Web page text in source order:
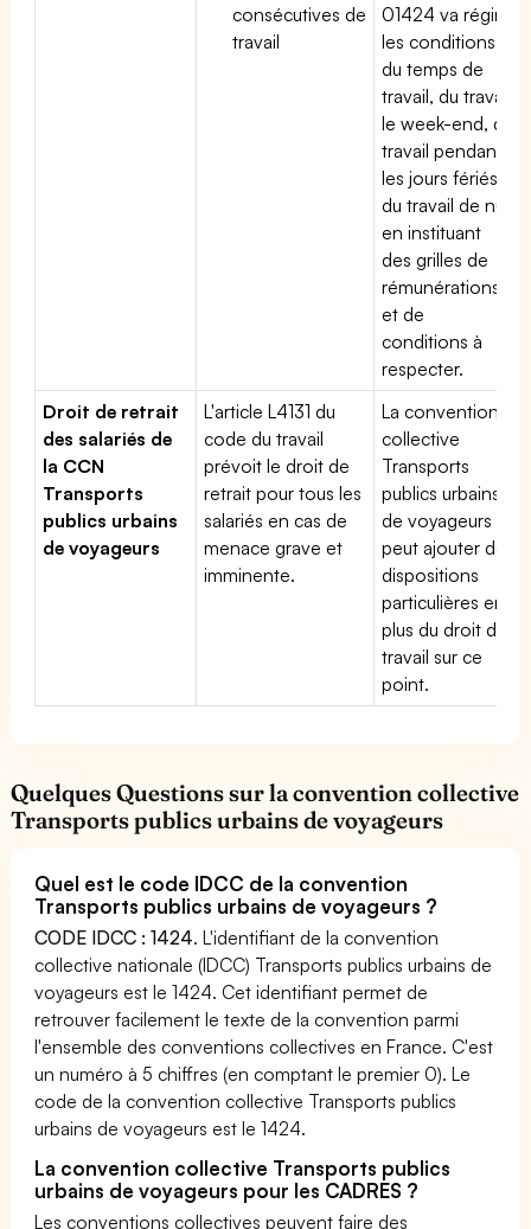
consécutives de
travail
01424 va régir
les conditions
du temps de
travail, du travail
le week-end, du
travail pendant
les jours fériés,
du travail de nuit
en instituant
des grilles de
rémunérations
et de
conditions à
respecter.
Droit de retrait
des salariés de
la CCN
Transports
publics urbains
de voyageurs
L'article L4131 du
code du travail
prévoit le droit de
retrait pour tous les
salariés en cas de
menace grave et
imminente.
La convention
collective
Transports
publics urbains
de voyageurs
peut ajouter des
dispositions
particulières en
plus du droit du
travail sur ce
point.
Quelques Questions sur la convention collective
Transports publics urbains de voyageurs
Quel est le code IDCC de la convention
Transports publics urbains de voyageurs ?
CODE IDCC : 1424. L'identifiant de la convention
collective nationale (IDCC) Transports publics urbains de
voyageurs est le 1424. Cet identifiant permet de
retrouver facilement le texte de la convention parmi
l'ensemble des conventions collectives en France. C'est
un numéro à 5 chiffres (en comptant le premier 0). Le
code de la convention collective Transports publics
urbains de voyageurs est le 1424.
La convention collective Transports publics
urbains de voyageurs pour les CADRES ?
Les conventions collectives peuvent faire des